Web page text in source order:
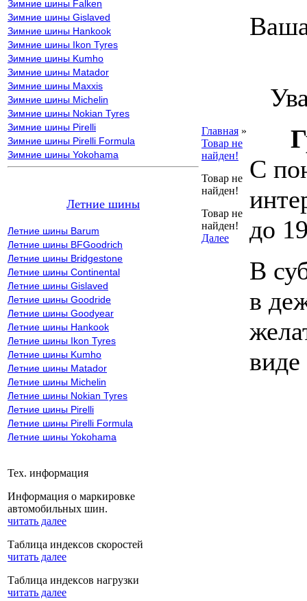
Зимние шины Falken
Зимние шины Gislaved
Зимние шины Hankook
Зимние шины Ikon Tyres
Зимние шины Kumho
Зимние шины Matador
Зимние шины Maxxis
Зимние шины Michelin
Зимние шины Nokian Tyres
Зимние шины Pirelli
Зимние шины Pirelli Formula
Зимние шины Yokohama
Летние шины
Летние шины Barum
Летние шины BFGoodrich
Летние шины Bridgestone
Летние шины Continental
Летние шины Gislaved
Летние шины Goodride
Летние шины Goodyear
Летние шины Hankook
Летние шины Ikon Tyres
Летние шины Kumho
Летние шины Matador
Летние шины Michelin
Летние шины Nokian Tyres
Летние шины Pirelli
Летние шины Pirelli Formula
Летние шины Yokohama
Тех. информация
Информация о маркировке
автомобильных шин.
читать далее
Таблица индексов скоростей
читать далее
Таблица индексов нагрузки
читать далее
Главная »
Товар не
найден!
Товар не
найден!
Товар не
найден!
Далее
С
до
В
в
виде